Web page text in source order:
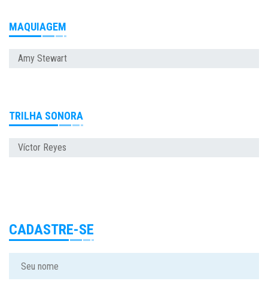
MAQUIAGEM
Amy Stewart
TRILHA SONORA
Víctor Reyes
CADASTRE-SE